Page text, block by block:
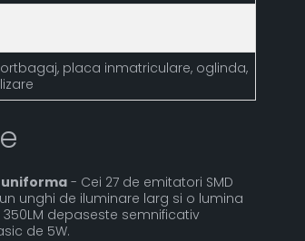
placa inmatriculare, oglinda,
uniforma- Cei 27 de emitatori SMD
unghi de iluminare larg si o lumina
depaseste semnificativ
de 5W.